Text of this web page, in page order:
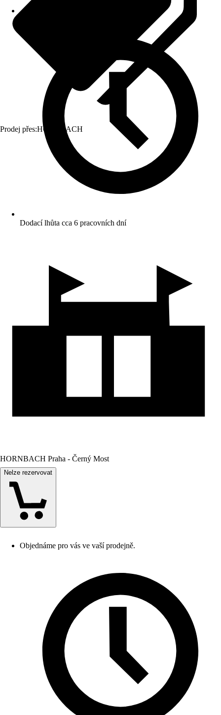
Prodej přes:HORNBACH
Dodací lhůta cca 6 pracovních dní
HORNBACH Praha - Černý Most
Nelze rezervovat
Objednáme pro vás ve vaší prodejně.